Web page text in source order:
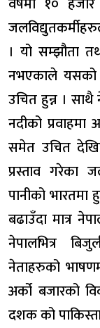
। यो सम्झौता
नभएकाले यसको
उचित हुन्न । साथै
नदीको
समेत उचित
प्रस्ताव गरेका
पानीको भारतमा
बढाउँदा मात्र
नेपालभित्र
नेताहरुको
अर्को बजारको
दशक को